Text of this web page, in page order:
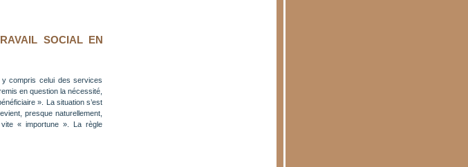
SOCIAL EN
compris celui des services
en question la nécessité,
». La situation s’est
presque naturellement,
« importune ». La règle